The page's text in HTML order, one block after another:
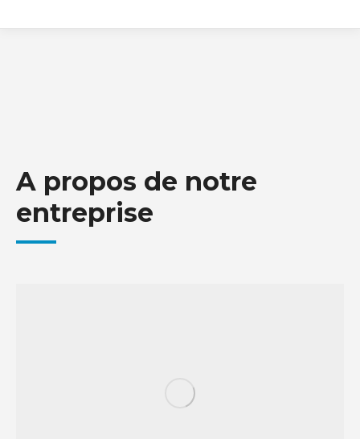
A propos de notre
entreprise